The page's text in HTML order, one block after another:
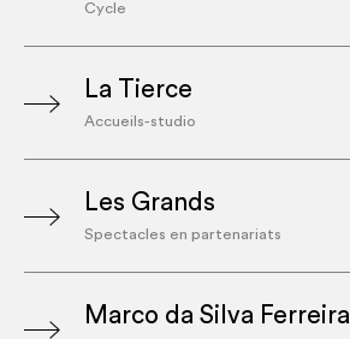
Cycle
La Tierce
Accueils-studio
Les Grands
Spectacles en partenariats
Marco da Silva Ferreira